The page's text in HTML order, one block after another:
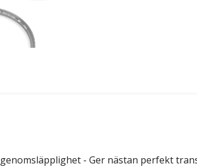
- Ger nästan perfekt